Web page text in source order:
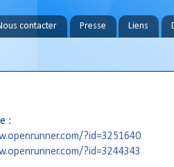
contacter Presse Liens
:
?id=3251640
?id=3244343